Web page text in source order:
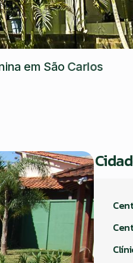
em São Carlos